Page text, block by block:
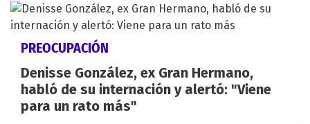
PREOCUPACIÓN
Denisse González, ex Gran Hermano,
habló de su internación y alertó: "Viene
para un rato más"